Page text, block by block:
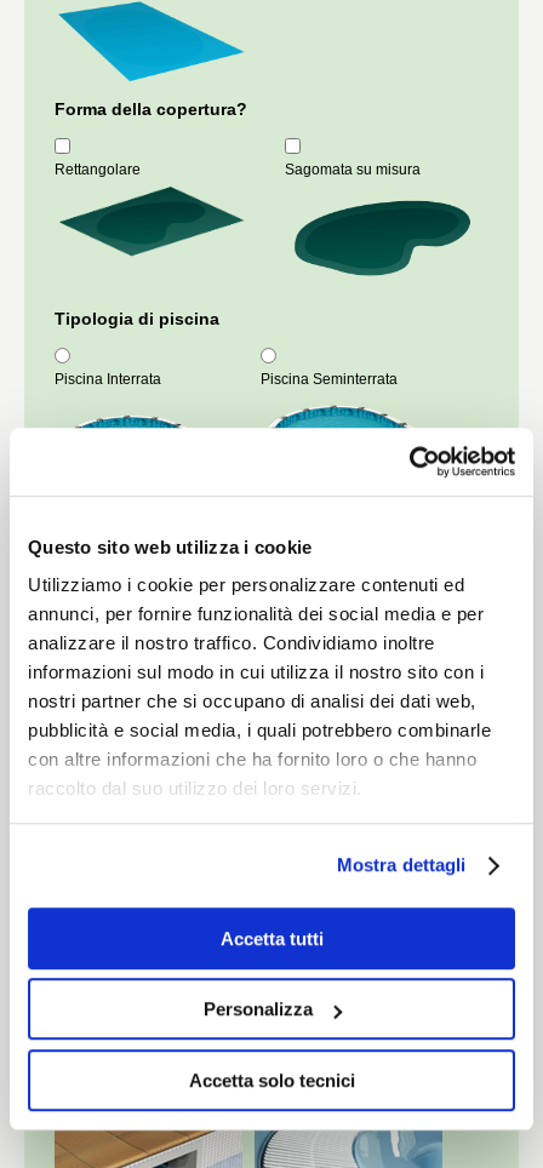
Questo sito web utilizza i cookie
Utilizziamo i cookie per personalizzare contenuti ed
annunci, per fornire funzionalità dei social media e per
analizzare il nostro traffico. Condividiamo inoltre
informazioni sul modo in cui utilizza il nostro sito con i
nostri partner che si occupano di analisi dei dati web,
pubblicità e social media, i quali potrebbero combinarle
con altre informazioni che ha fornito loro o che hanno
raccolto dal suo utilizzo dei loro servizi.
Mostra dettagli
Accetta tutti
Personalizza
Accetta solo tecnici
Forma della copertura?
Rettangolare Sagomata su misura
Tipologia di piscina
Piscina Interrata Piscina Seminterrata
Forma della Piscina
Rettangolare Con scala romana
Libera
Filtrazione della piscina?
a skimmer a sfioro